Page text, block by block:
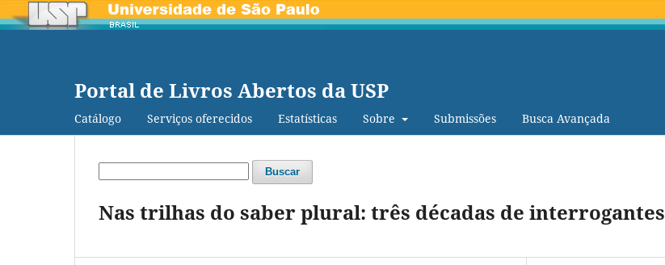
Portal de Livros Abertos da USP
Catálogo Serviços oferecidos Estatísticas Sobre Submissões Busca Avançada
Buscar
Nas trilhas do saber plural: três décadas de interrogantes